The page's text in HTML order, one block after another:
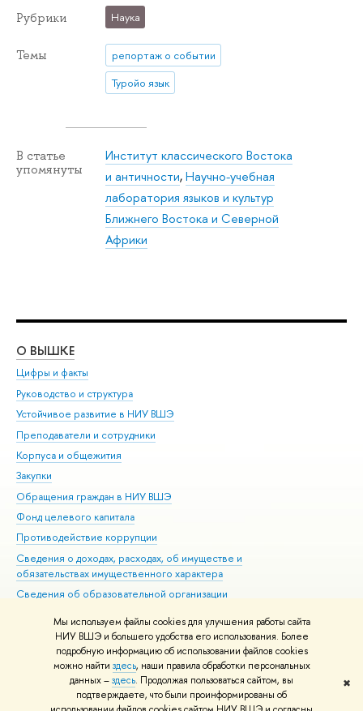
Мы используем файлы cookies для улучшения работы сайта
НИУ ВШЭ и большего удобства его использования. Более
подробную информацию об использовании файлов cookies
можно найти здесь, наши правила обработки персональных
данных –здесь. Продолжая пользоваться сайтом, вы
подтверждаете, что были проинформированы об
✖
Рубрики Наука
Темы
репортаж о событии
Туройо язык
В статье
упомянуты
Институт классического Востока
и античности,Научно-учебная
лаборатория языков и культур
Ближнего Востока и Северной
Африки
О ВЫШКЕ
Цифры и факты
Руководство и структура
Устойчивое развитие в НИУ ВШЭ
Преподаватели и сотрудники
Корпуса и общежития
Закупки
Обращения граждан в НИУ ВШЭ
Фонд целевого капитала
Противодействие коррупции
Сведения о доходах, расходах, об имуществе и
обязательствах имущественного характера
Сведения об образовательной организации
Людям с ограниченными возможностями здоровья
Единая платежная страница
Работа в Вышке